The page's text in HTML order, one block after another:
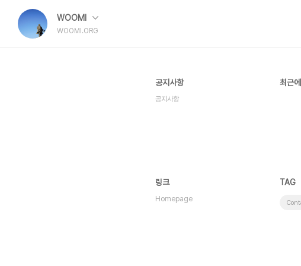
WOOMI
WOOMI.ORG
공지사항
공지사항
최근
링크
Homepage
TAG